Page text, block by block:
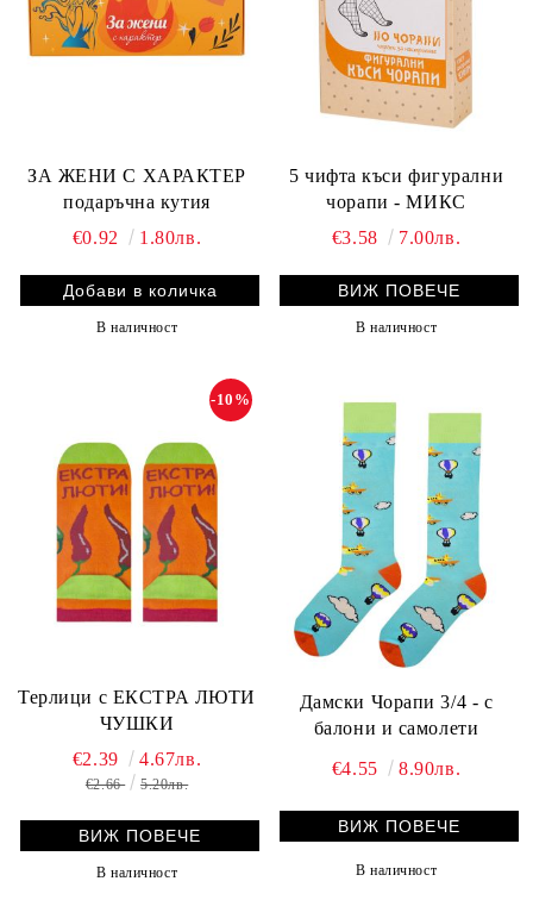
ЗА ЖЕНИ С ХАРАКТЕР
подаръчна кутия
€0.92
1.80лв.
В наличност
5 чифта къси фигурални
чорапи - МИКС
€3.58
7.00лв.
ВИЖ ПОВЕЧЕ
В наличност
Терлици с ЕКСТРА ЛЮТИ
ЧУШКИ
-10%
€2.39 4.67лв.
€2.66 5.20лв.
ВИЖ ПОВЕЧЕ
В наличност
Дамски Чорапи 3/4 - с
балони и самолети
€4.55
8.90лв.
ВИЖ ПОВЕЧЕ
В наличност